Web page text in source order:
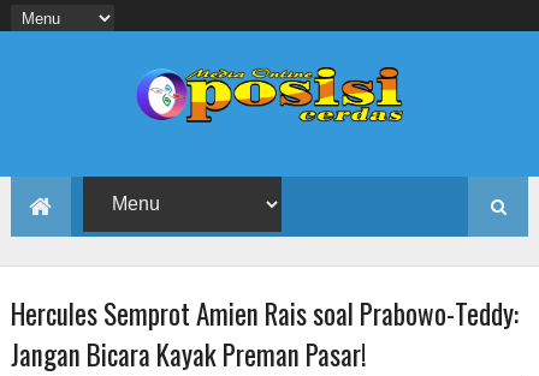
Hercules Semprot Amien Rais soal Prabowo-Teddy:
Jangan Bicara Kayak Preman Pasar!